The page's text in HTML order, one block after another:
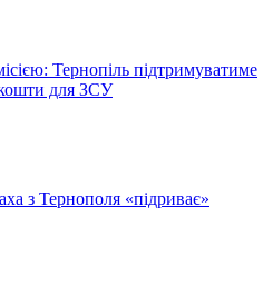
Тернопіль підтримуватиме
кошти для ЗСУ
з Тернополя «підриває»